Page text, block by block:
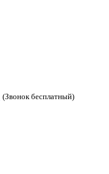
(Звонок бесплатный)